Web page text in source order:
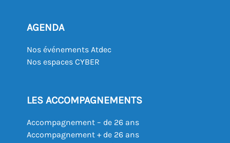
AGENDA
Nos événements Atdec
Nos espaces CYBER
LES ACCOMPAGNEMENTS
Accompagnement – de 26 ans
Accompagnement + de 26 ans